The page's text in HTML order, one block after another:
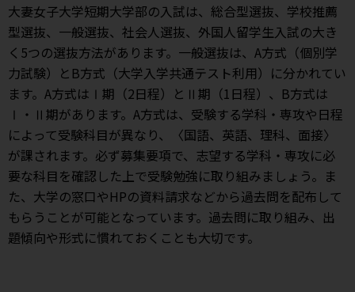
大妻女子大学短期大学部の入試は、総合型選抜、学校推薦
型選抜、一般選抜、社会人選抜、外国人留学生入試の大き
く5つの選抜方法があります。一般選抜は、A方式（個別学
力試験）とB方式（大学入学共通テスト利用）に分かれてい
ます。A方式はⅠ期（2日程）とⅡ期（1日程）、B方式は
Ⅰ・Ⅱ期があります。A方式は、受験する学科・専攻や日程
によって受験科目が異なり、〈国語、英語、理科、面接〉
が課されます。必ず募集要項で、志望する学科・専攻に必
要な科目を確認した上で受験勉強に取り組みましょう。ま
た、大学の窓口やHPの資料請求などから過去問を配布して
もらうことが可能となっています。過去問に取り組み、出
題傾向や形式に慣れておくことも大切です。